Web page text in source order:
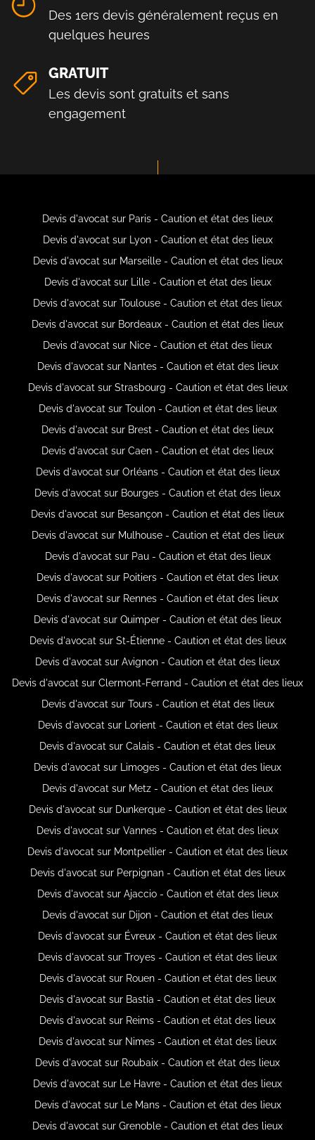
Des 1ers devis généralement reçus en
quelques heures
GRATUIT
Les devis sont gratuits et sans
engagement
Devis d'avocat sur Paris - Caution et état des lieux
Devis d'avocat sur Lyon - Caution et état des lieux
Devis d'avocat sur Marseille - Caution et état des lieux
Devis d'avocat sur Lille - Caution et état des lieux
Devis d'avocat sur Toulouse - Caution et état des lieux
Devis d'avocat sur Bordeaux - Caution et état des lieux
Devis d'avocat sur Nice - Caution et état des lieux
Devis d'avocat sur Nantes - Caution et état des lieux
Devis d'avocat sur Strasbourg - Caution et état des lieux
Devis d'avocat sur Toulon - Caution et état des lieux
Devis d'avocat sur Brest - Caution et état des lieux
Devis d'avocat sur Caen - Caution et état des lieux
Devis d'avocat sur Orléans - Caution et état des lieux
Devis d'avocat sur Bourges - Caution et état des lieux
Devis d'avocat sur Besançon - Caution et état des lieux
Devis d'avocat sur Mulhouse - Caution et état des lieux
Devis d'avocat sur Pau - Caution et état des lieux
Devis d'avocat sur Poitiers - Caution et état des lieux
Devis d'avocat sur Rennes - Caution et état des lieux
Devis d'avocat sur Quimper - Caution et état des lieux
Devis d'avocat sur St-Étienne - Caution et état des lieux
Devis d'avocat sur Avignon - Caution et état des lieux
Devis d'avocat sur Clermont-Ferrand - Caution et état des lieux
Devis d'avocat sur Tours - Caution et état des lieux
Devis d'avocat sur Lorient - Caution et état des lieux
Devis d'avocat sur Calais - Caution et état des lieux
Devis d'avocat sur Limoges - Caution et état des lieux
Devis d'avocat sur Metz - Caution et état des lieux
Devis d'avocat sur Dunkerque - Caution et état des lieux
Devis d'avocat sur Vannes - Caution et état des lieux
Devis d'avocat sur Montpellier - Caution et état des lieux
Devis d'avocat sur Perpignan - Caution et état des lieux
Devis d'avocat sur Ajaccio - Caution et état des lieux
Devis d'avocat sur Dijon - Caution et état des lieux
Devis d'avocat sur Évreux - Caution et état des lieux
Devis d'avocat sur Troyes - Caution et état des lieux
Devis d'avocat sur Rouen - Caution et état des lieux
Devis d'avocat sur Bastia - Caution et état des lieux
Devis d'avocat sur Reims - Caution et état des lieux
Devis d'avocat sur Nimes - Caution et état des lieux
Devis d'avocat sur Roubaix - Caution et état des lieux
Devis d'avocat sur Le Havre - Caution et état des lieux
Devis d'avocat sur Le Mans - Caution et état des lieux
Devis d'avocat sur Grenoble - Caution et état des lieux